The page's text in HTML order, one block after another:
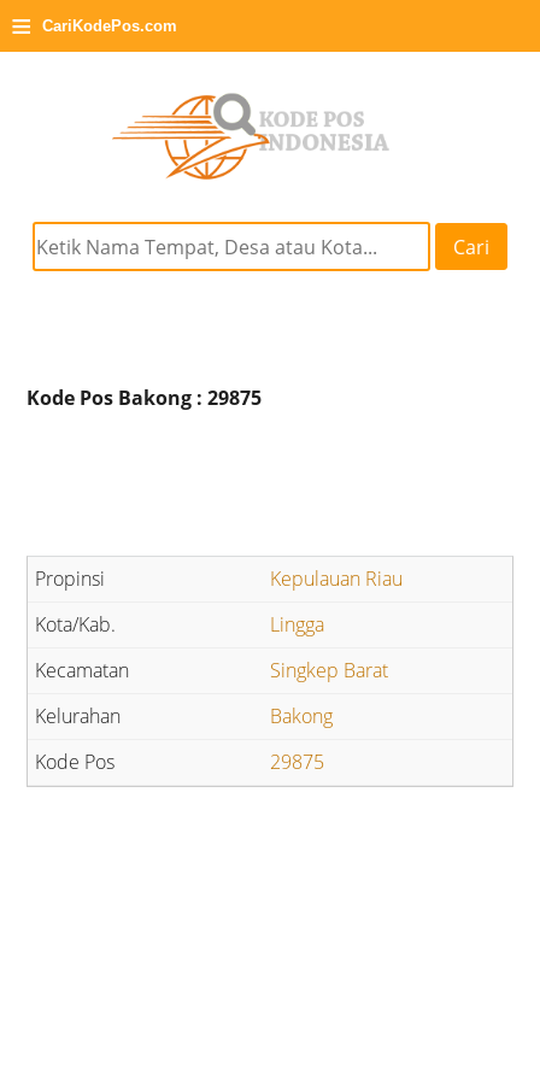
≡ CariKodePos.com
Cari
Kode Pos Bakong : 29875
Kepulauan Riau
Lingga
Singkep Barat
Bakong
29875